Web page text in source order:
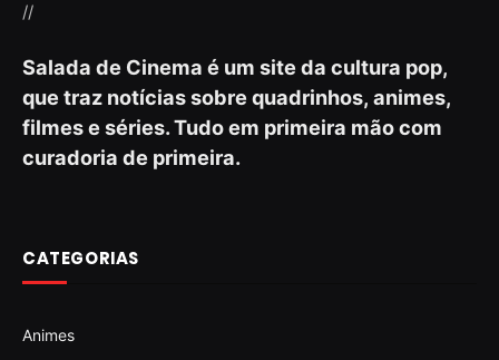
//
Salada de Cinema é um site da cultura pop,
que traz notícias sobre quadrinhos, animes,
filmes e séries. Tudo em primeira mão com
curadoria de primeira.
CATEGORIAS
Animes